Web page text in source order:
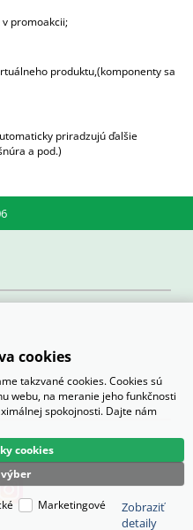
promoakcii;
produktu,(komponenty sa
priradzujú ďalšie
a pod.)
cookies
takzvané cookies. Cookies sú
webu, na meranie jeho funkčnosti
spokojnosti. Dajte nám
výber
cookies
Marketingové
Zobraziť
detaily